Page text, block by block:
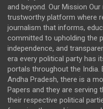
and beyond. Our Mission
trustworthy platform where
journalism that informs,
committed to upholding the
independence, and
era every political party has
portals throughout the India.
Andha Pradesh, there is a
Papers and they are serving
their respective political